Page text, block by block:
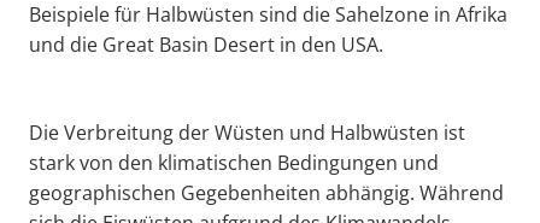
Beispiele für Halbwüsten sind die Sahelzone in Afrika
und die Great Basin Desert in den USA.
Die Verbreitung der Wüsten und Halbwüsten ist
stark von den klimatischen Bedingungen und
geographischen Gegebenheiten abhängig. Während